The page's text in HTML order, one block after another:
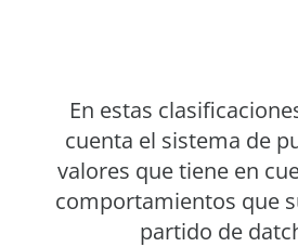
En estas
cuenta el sistema de
valores que tiene en
comportamientos que
partido de